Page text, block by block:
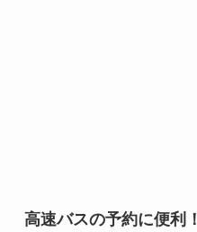
高速バスの予約に便利！